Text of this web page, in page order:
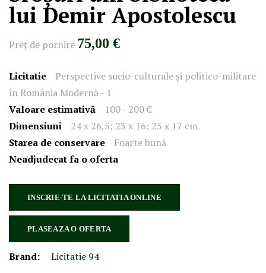
lui Demir Apostolescu
Preţ de pornire 75,00 €
Licitatie
Perspective socio-culturale și politico-militare
în România Modernă - 1
Valoare estimativă
100 - 200 €
Dimensiuni
24 x 26,5; 23 x 16; 25 x 17 cm
Starea de conservare
Foarte bună
Neadjudecat fa o oferta
INSCRIE-TE LA LICITATIA ONLINE
PLASEAZA O OFERTA
Brand: Licitatie 94